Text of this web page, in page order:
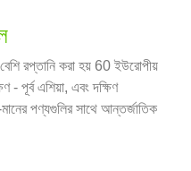
রপ্তানি করা হয় 60 ইউরোপীয়
- পূর্ব এশিয়া, এবং দক্ষিণ
পণ্যগুলির সাথে আন্তর্জাতিক